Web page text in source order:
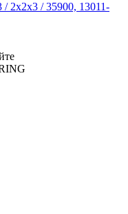
/ 2x2x3 / 35900, 13011-